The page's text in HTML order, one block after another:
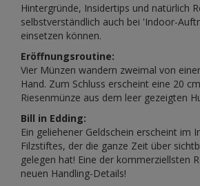
Hintergründe, Insidertips und natürlich
selbstverständlich auch bei 'Indoor-
einsetzen können.
Eröffnungsroutine:
Vier Münzen wandern zweimal von
Hand. Zum Schluss erscheint eine 20
Riesenmünze aus dem leer gezeigten
Bill in Edding:
Ein geliehener Geldschein erscheint im
Filzstiftes, der die ganze Zeit über
gelegen hat! Eine der kommerziellsten
neuen Handling-Details!